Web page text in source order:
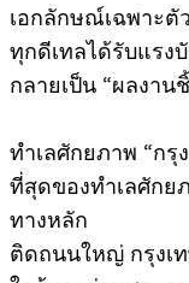
เอกลักษณ์เฉพาะตัว
ทุกดีเทลได้รับแรง
กลายเป็น “ผลงา
ทำเลศักยภาพ “กรุ
ที่สุดของทำเลศักย
ทางหลัก
ติดถนนใหญ่ กรุงเ